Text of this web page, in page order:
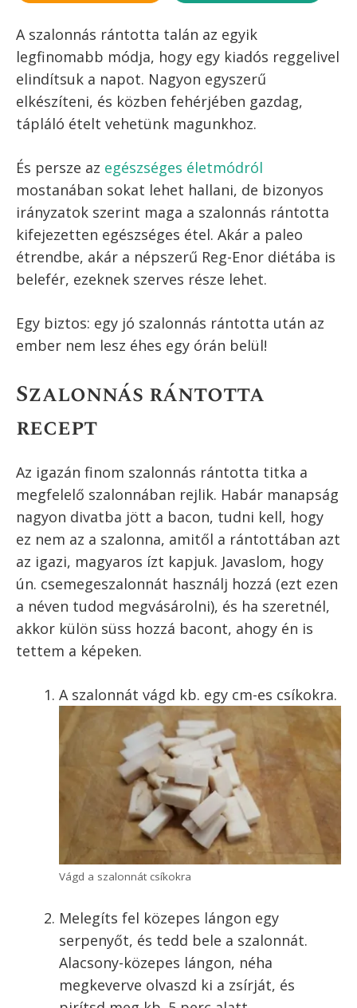
SZALONNÁS RÁNTOTTA
A cikk szerzője:Szilágyi Balázs
Ugrás a recepthez Recept nyomtatása
legfinomabb módja, hogy egy kiadós reggelivel
elindítsuk a napot. Nagyon egyszerű
elkészíteni, és közben fehérjében gazdag,
tápláló ételt vehetünk magunkhoz.
És persze azegészséges életmódról
mostanában sokat lehet hallani, de bizonyos
irányzatok szerint maga a szalonnás rántotta
kifejezetten egészséges étel. Akár a paleo
belefér, ezeknek szerves része lehet.
Egy biztos: egy jó szalonnás rántotta után az
ember nem lesz éhes egy órán belül!
Szalonnás rántotta
recept
Az igazán finom szalonnás rántotta titka a
megfelelő szalonnában rejlik. Habár manapság
nagyon divatba jött a bacon, tudni kell, hogy
ez nem az a szalonna, amitől a rántottában azt
az igazi, magyaros ízt kapjuk. Javaslom, hogy
ún. csemegeszalonnát használj hozzá (ezt ezen